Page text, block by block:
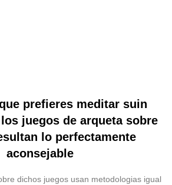
prefieres meditar suin
juegos de arqueta sobre
lo perfectamente
aconsejable
dichos juegos usan metodologias igual